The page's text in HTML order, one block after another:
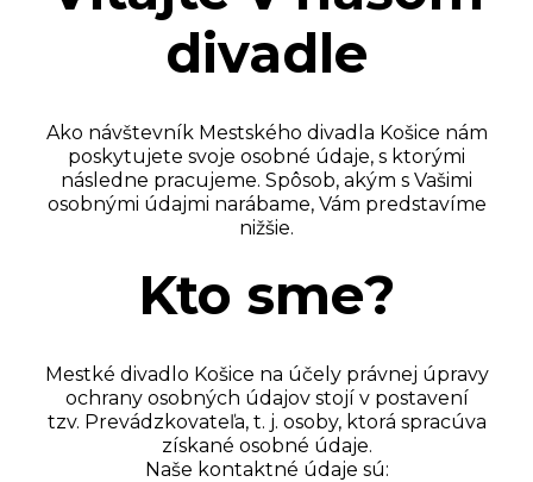
divadle
Ako návštevník Mestského divadla Košice nám
poskytujete svoje osobné údaje, s ktorými
následne pracujeme. Spôsob, akým s Vašimi
osobnými údajmi narábame, Vám predstavíme
nižšie.
Kto sme?
Mestké divadlo Košice na účely právnej úpravy
ochrany osobných údajov stojí v postavení
tzv. Prevádzkovateľa, t. j. osoby, ktorá spracúva
získané osobné údaje.
Naše kontaktné údaje sú: